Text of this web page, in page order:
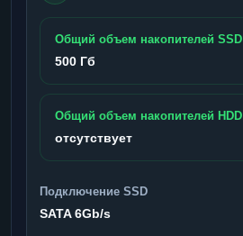
Общий объем накопителей SSD
500 Гб
Общий объем накопителей HDD
отсутствует
Подключение SSD
SATA 6Gb/s